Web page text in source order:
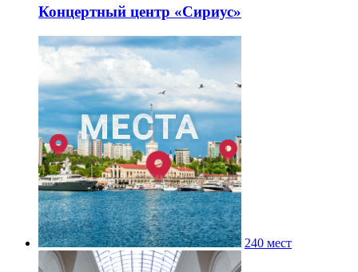
Концертный центр «Сириус»
240 мест